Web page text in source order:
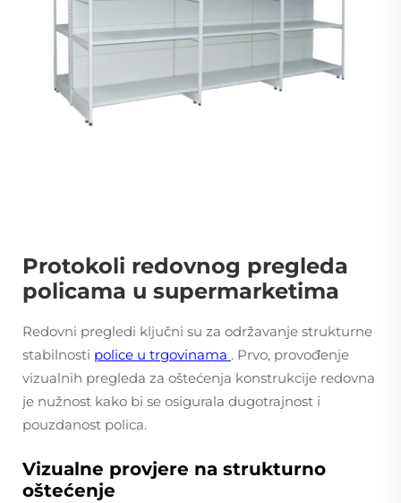
Protokoli redovnog pregleda
policama u supermarketima
Redovni pregledi ključni su za održavanje strukturne
stabilnosti police u trgovinama . Prvo, provođenje
vizualnih pregleda za oštećenja konstrukcije redovna
je nužnost kako bi se osigurala dugotrajnost i
pouzdanost polica.
Vizualne provjere na strukturno
oštećenje